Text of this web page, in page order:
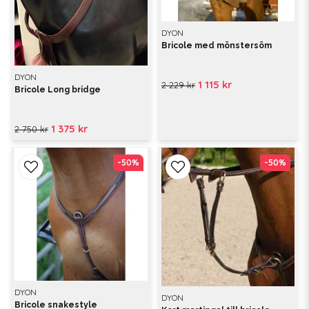
DYON
Bricole Long bridge
2 750 kr 1 375 kr
DYON
Bricole med mönstersöm
2 229 kr 1 115 kr
DYON
Bricole snakestyle
-50%
-50%
DYON
-50%
-50%